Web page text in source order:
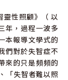
性照顧》（ 以
年，過程一波多
本報導文學式的
們對於失智症不
來的只是頻頻的
「失智者難以照